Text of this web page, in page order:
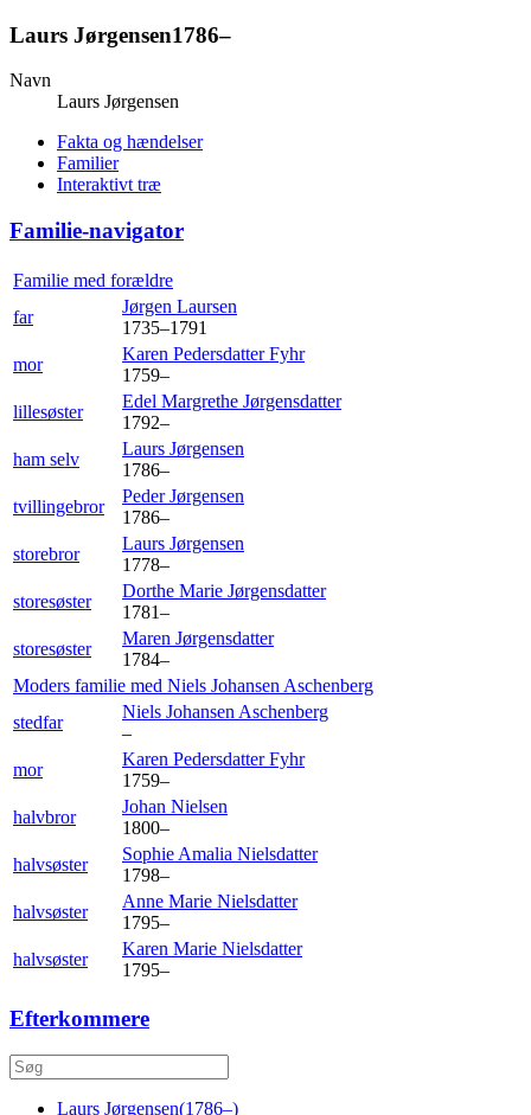
Laurs Jørgensen1786–
Navn
Laurs Jørgensen
Fakta og hændelser
Familier
Interaktivt træ
Familie-navigator
Familie med forældre
far
Jørgen Laursen
1735–1791
mor
Karen PedersdatterFyhr
1759–
lillesøster
Edel Margrethe Jørgensdatter
1792–
ham selv
Laurs Jørgensen
1786–
tvillingebror
PederJørgensen
1786–
storebror
Laurs Jørgensen
1778–
storesøster
Dorthe Marie Jørgensdatter
1781–
storesøster
Maren Jørgensdatter
1784–
Moders familie med Niels Johansen Aschenberg
stedfar
Niels Johansen Aschenberg
–
mor
Karen PedersdatterFyhr
1759–
halvbror
Johan Nielsen
1800–
halvsøster
Sophie Amalia Nielsdatter
1798–
halvsøster
Anne Marie Nielsdatter
1795–
halvsøster
Karen Marie Nielsdatter
1795–
Efterkommere
Laurs Jørgensen(1786–)